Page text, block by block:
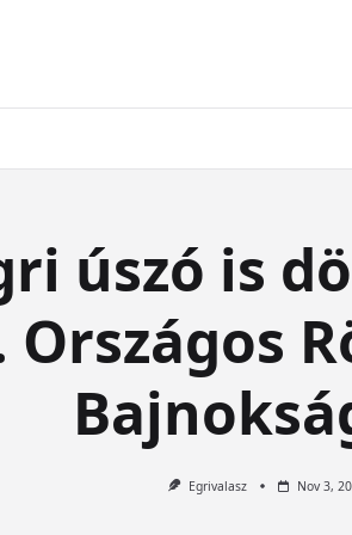
úszó is
Országos
Egrivalasz Nov 3,